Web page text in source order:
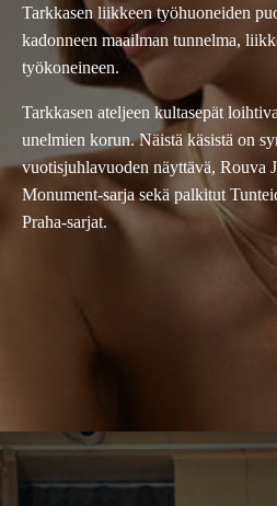
Tarkkasen liikkeen työhuoneiden
kadonneen maailman tunnelma,
työkoneineen.
Tarkkasen ateljeen kultasepät
unelmien korun. Näistä käsistä on
vuotisjuhlavuoden näyttävä, Rouva
Monument-sarja sekä palkitut
Praha-sarjat.